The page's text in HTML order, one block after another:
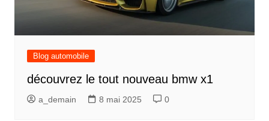
Blog automobile
découvrez le tout nouveau bmw x1
a_demain 8 mai 2025 0